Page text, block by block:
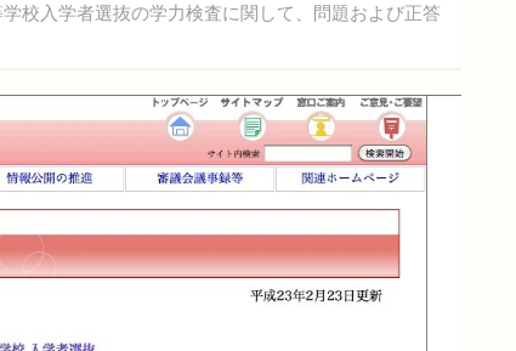
校入学者選抜の学力検査に関して、問題および正答